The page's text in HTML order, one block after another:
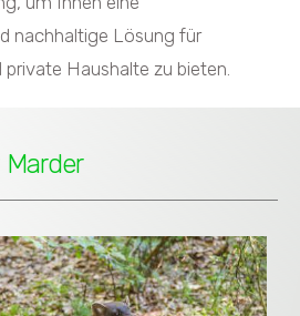
nachhaltige Lösung für
Haushalte zu bieten.